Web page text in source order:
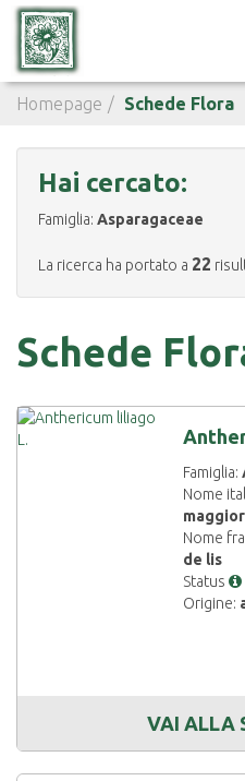
Homepage Schede Flora
Hai cercato:
Famiglia: Asparagaceae
La ricerca ha portato a 22
Schede
Famiglia:
Nome
Nome
de lis
Status
Origine:
VAI ALLA